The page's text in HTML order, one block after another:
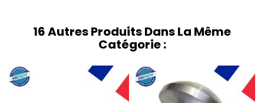
16 Autres Produits Dans La Même
Catégorie :